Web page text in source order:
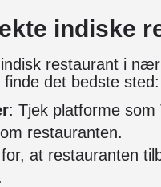
indiske
restaurant i
det bedste sted:
: Tjek platforme som
restauranten.
at restauranten